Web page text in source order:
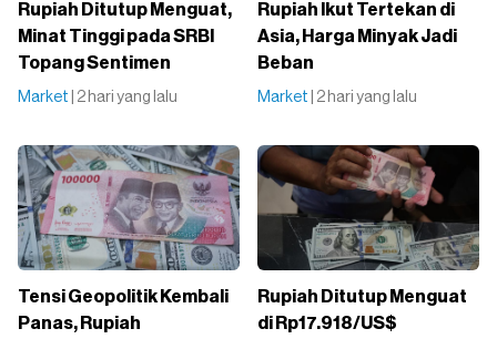
Rupiah Ditutup Menguat,
Minat Tinggi pada SRBI
Topang Sentimen
Market | 2 hari yang lalu
Rupiah Ikut Tertekan di
Asia, Harga Minyak Jadi
Beban
Market | 2 hari yang lalu
Tensi Geopolitik Kembali
Panas, Rupiah
Rupiah Ditutup Menguat
di Rp17.918/US$